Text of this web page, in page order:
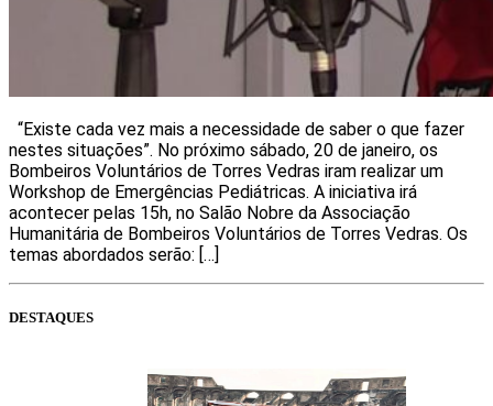
“Existe cada vez mais a necessidade de saber o que fazer
nestes situações”. No próximo sábado, 20 de janeiro, os
Bombeiros Voluntários de Torres Vedras iram realizar um
Workshop de Emergências Pediátricas. A iniciativa irá
acontecer pelas 15h, no Salão Nobre da Associação
Humanitária de Bombeiros Voluntários de Torres Vedras. Os
temas abordados serão: […]
DESTAQUES